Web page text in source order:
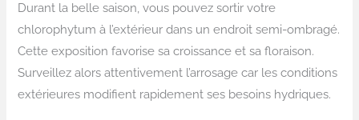
Durant la belle saison, vous pouvez sortir votre
chlorophytum à l’extérieur dans un endroit semi-ombragé.
Cette exposition favorise sa croissance et sa floraison.
Surveillez alors attentivement l’arrosage car les conditions
extérieures modifient rapidement ses besoins hydriques.